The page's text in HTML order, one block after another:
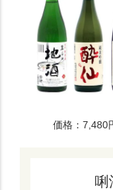
価格：7,480
唎